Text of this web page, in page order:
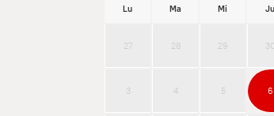
Lu Ma Mi Ju
27 28 29 30
3 4 5 6